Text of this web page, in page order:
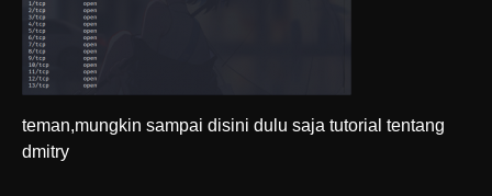
teman,mungkin sampai disini dulu saja tutorial tentang
dmitry